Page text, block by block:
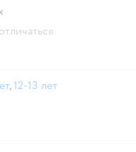
,12-13 лет